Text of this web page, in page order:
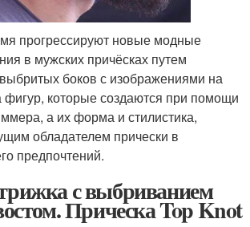
прогрессируют новые модные
в мужских причёсках путем
боков с изображениями на
фигур, которые создаются при помощи
а их форма и стилистика,
обладателем прически в
предпочтений.
с выбриванием
Прическа Top Knot